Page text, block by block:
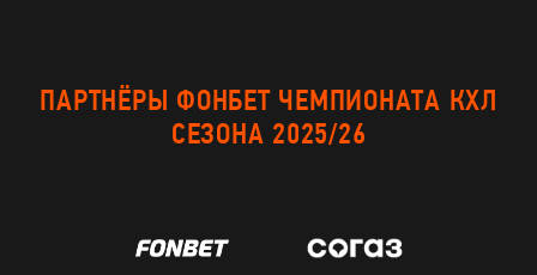
ПАРТНЁРЫ ФОНБЕТ ЧЕМПИОНАТА КХЛ
СЕЗОНА 2025/26